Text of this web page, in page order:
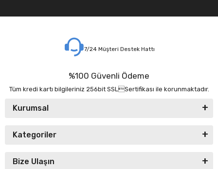
7/24 Müşteri Destek Hattı
%100 Güvenli Ödeme
Tüm kredi kartı bilgileriniz 256bit SSLSertifikası ile korunmaktadır.
Kurumsal
Kategoriler
Bize Ulaşın